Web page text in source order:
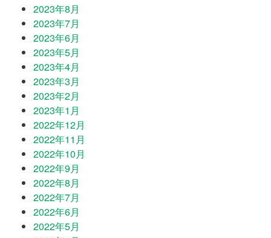
2023年8月
2023年7月
2023年6月
2023年5月
2023年4月
2023年3月
2023年2月
2023年1月
2022年12月
2022年11月
2022年10月
2022年9月
2022年8月
2022年7月
2022年6月
2022年5月